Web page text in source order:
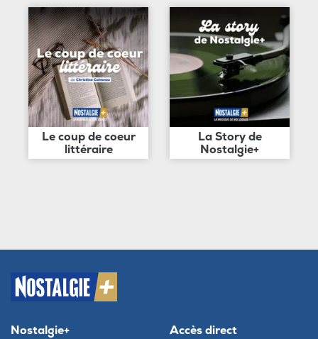
Le coup de coeur
littéraire
La Story de
Nostalgie+
Nostalgie+ Accès direct